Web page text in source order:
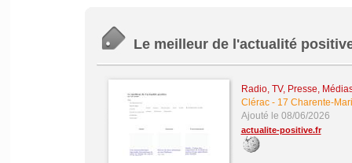
Le meilleur de l'actualité
Radio, TV, Presse,
Clérac- 17 Charente-
Ajouté le 08/06/2026
actualite-positive.fr